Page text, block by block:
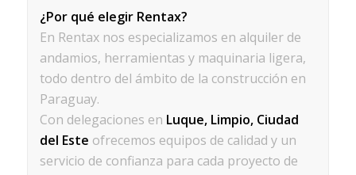
¿Por qué elegir Rentax?
En Rentax nos especializamos en alquiler de
andamios, herramientas y maquinaria ligera,
todo dentro del ámbito de la construcción en
Paraguay.
Con delegaciones en Luque, Limpio, Ciudad
del Este ofrecemos equipos de calidad y un
servicio de confianza para cada proyecto de